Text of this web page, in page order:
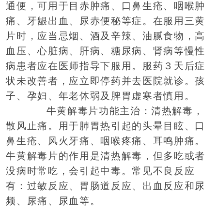
通便，可用于目赤肿痛、口鼻生疮、咽喉肿
痛、牙龈出血、尿赤便秘等症。在服用三黄
片时，应当忌烟、酒及辛辣、油腻食物，高
血压、心脏病、肝病、糖尿病、肾病等慢性
病患者应在医师指导下服用。服药３天后症
状未改善者，应立即停药并去医院就诊。孩
子、孕妇、年老体弱及脾胃虚寒者慎用。
牛黄解毒片功能主治：清热解毒，
散风止痛。用于肺胃热引起的头晕目眩、口
鼻生疮、风火牙痛、咽喉疼痛、耳鸣肿痛。
牛黄解毒片的作用是清热解毒，但多吃或者
没病时常吃，会引起中毒。常见不良反应
有：过敏反应、胃肠道反应、出血反应和尿
频、尿痛、尿血等。